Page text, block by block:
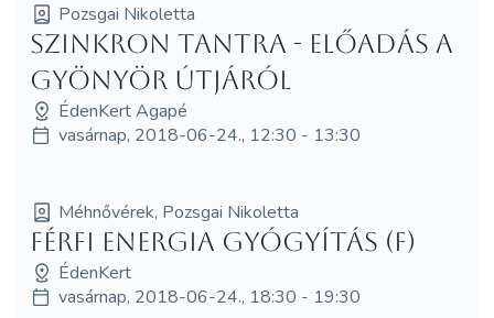
Pozsgai Nikoletta
Szinkron Tantra - előadás a
gyönyör útjáról
ÉdenKert Agapé
vasárnap, 2018-06-24., 12:30 - 13:30
Méhnővérek, Pozsgai Nikoletta
Férfi Energia Gyógyítás (F)
ÉdenKert
vasárnap, 2018-06-24., 18:30 - 19:30